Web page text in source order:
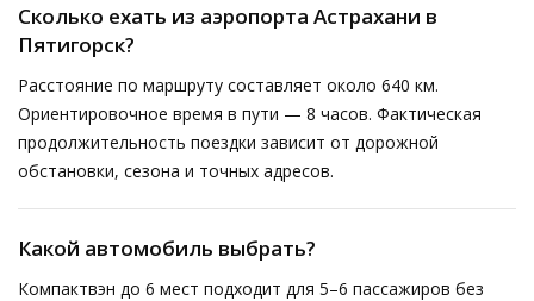
Сколько ехать из аэропорта Астрахани в
Пятигорск?
Расстояние по маршруту составляет около 640 км.
Ориентировочное время в пути — 8 часов. Фактическая
продолжительность поездки зависит от дорожной
обстановки, сезона и точных адресов.
Какой автомобиль выбрать?
Компактвэн до 6 мест подходит для 5–6 пассажиров без